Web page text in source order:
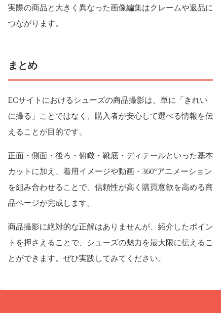
実際の商品と大きく異なった画像編集はクレームや返品に
つながります。
まとめ
ECサイトにおけるシューズの商品撮影は、単に「きれい
に撮る」ことではなく、購入者が安心して選べる情報を伝
えることが目的です。
正面・側面・後ろ・俯瞰・靴底・ディテールといった基本
カットに加え、着用イメージや動画・360°アニメーション
を組み合わせることで、信頼性が高く購買意欲を高める商
品ページが完成します。
商品撮影に絶対的な正解はありませんが、紹介したポイン
トを押さえることで、シューズの魅力を最大限に伝えるこ
とができます。ぜひ実践してみてください。